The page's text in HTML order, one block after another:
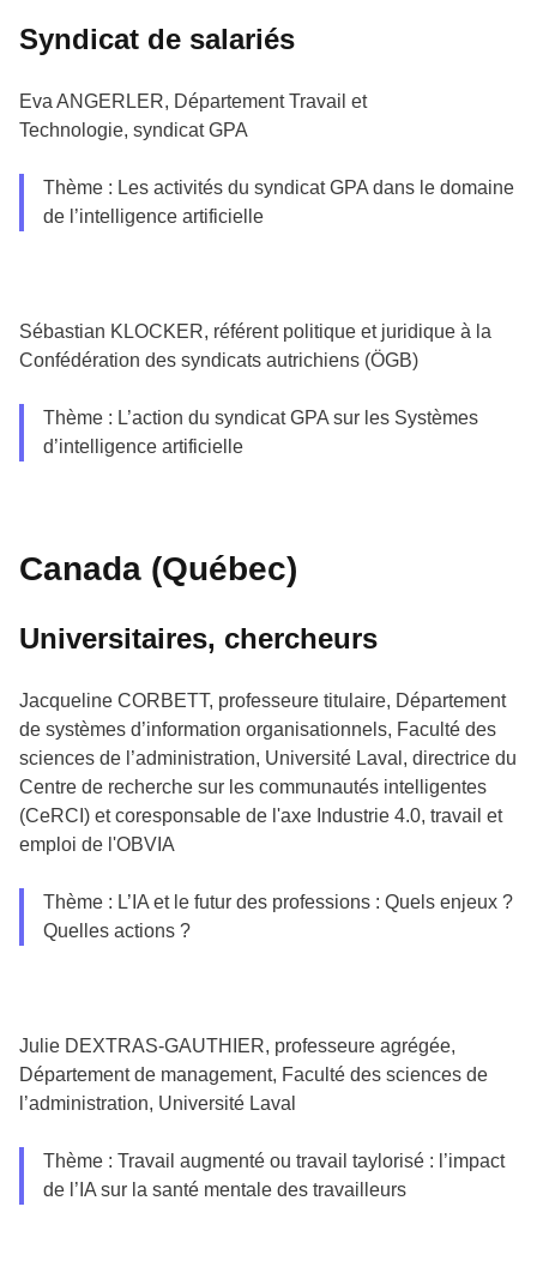
Syndicat de salariés
Eva ANGERLER, Département Travail et
Technologie, syndicat GPA
Thème : Les activités du syndicat GPA dans le domaine
de l’intelligence artificielle
Sébastian KLOCKER, référent politique et juridique à la
Confédération des syndicats autrichiens (ÖGB)
Thème : L’action du syndicat GPA sur les Systèmes
d’intelligence artificielle
Canada (Québec)
Universitaires, chercheurs
Jacqueline CORBETT, professeure titulaire, Département
de systèmes d’information organisationnels, Faculté des
sciences de l’administration, Université Laval, directrice du
Centre de recherche sur les communautés intelligentes
(CeRCI) et coresponsable de l'axe Industrie 4.0, travail et
emploi de l'OBVIA
Thème : L’IA et le futur des professions : Quels enjeux ?
Quelles actions ?
Julie DEXTRAS-GAUTHIER, professeure agrégée,
Département de management, Faculté des sciences de
l’administration, Université Laval
Thème : Travail augmenté ou travail taylorisé : l’impact
de l’IA sur la santé mentale des travailleurs